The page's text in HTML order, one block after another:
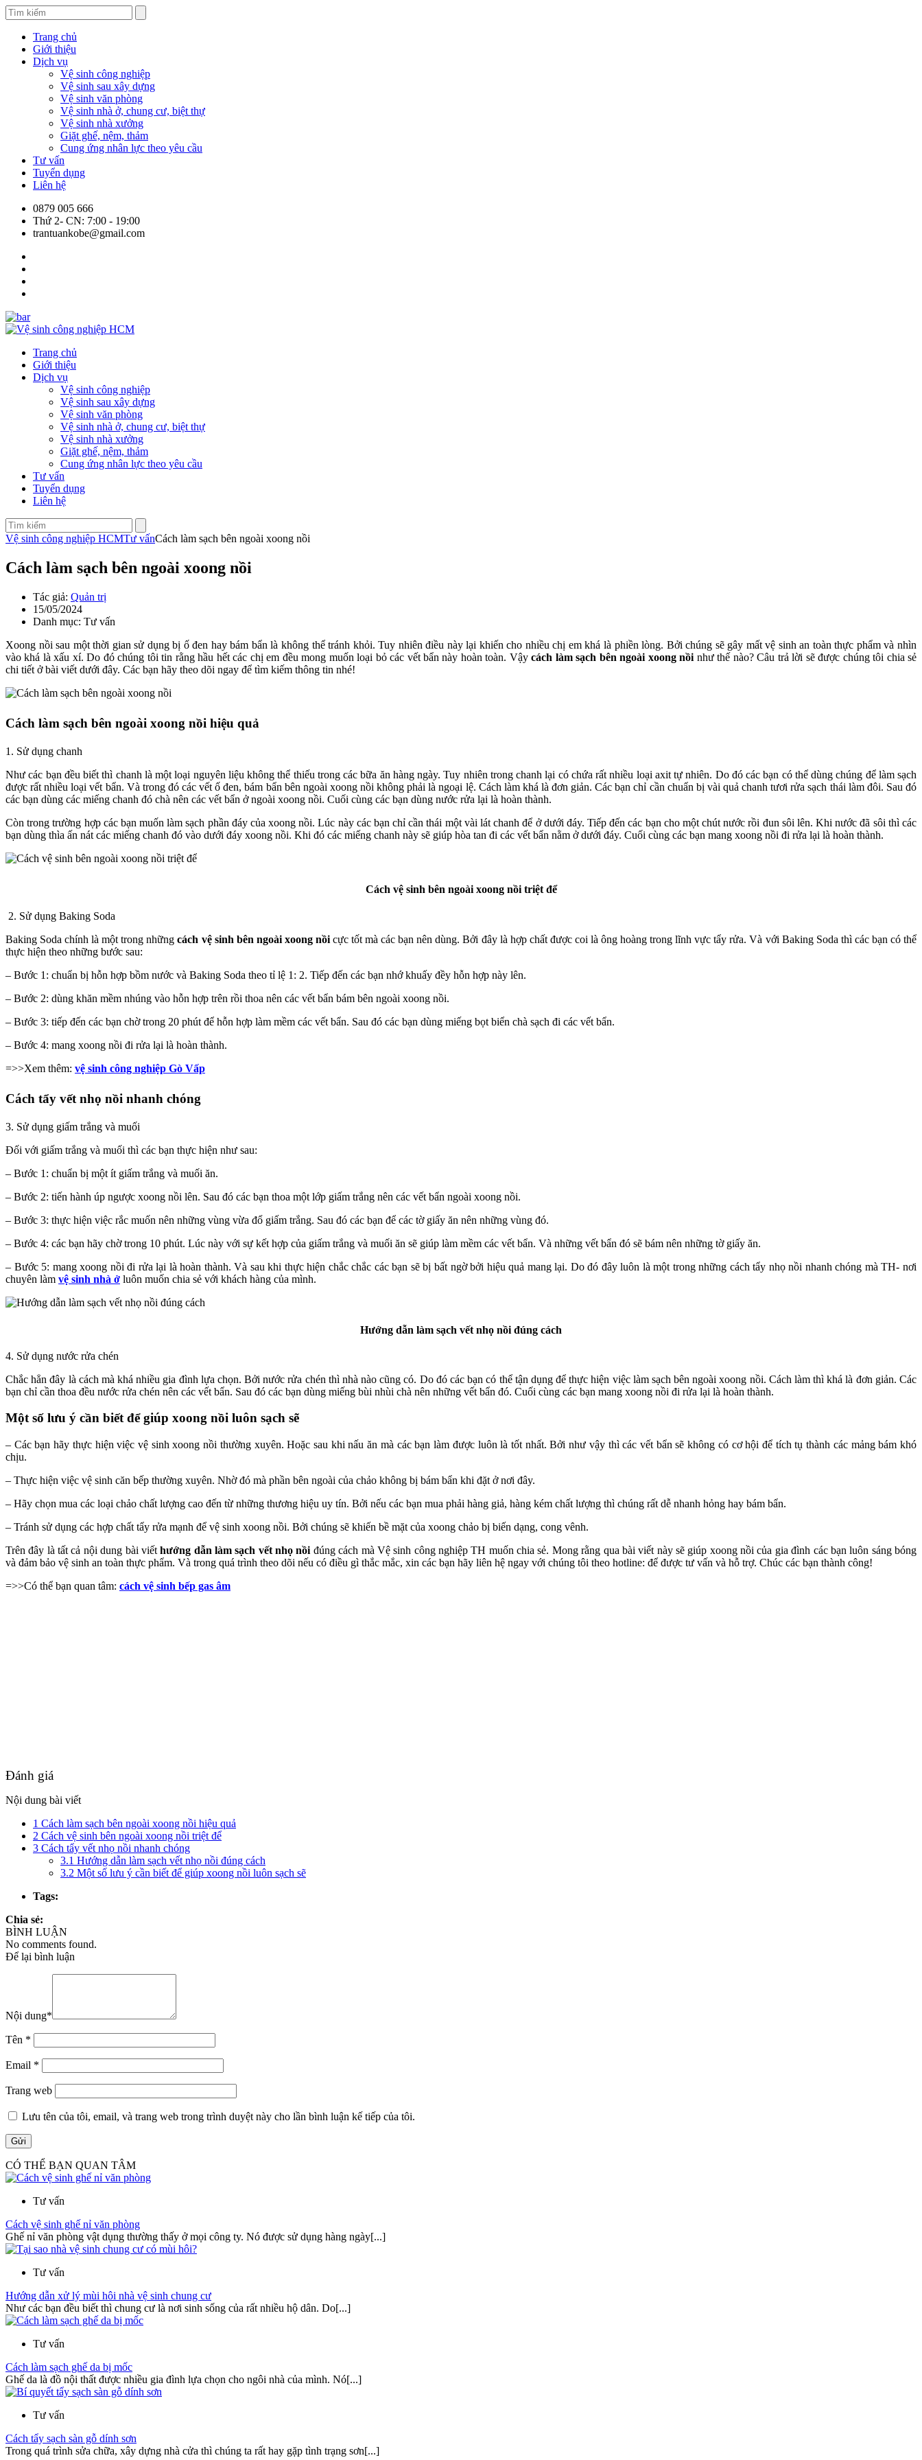
Trang chủ
Giới thiệu
Dịch vụ
Vệ sinh công nghiệp
Vệ sinh sau xây dựng
Vệ sinh văn phòng
Vệ sinh nhà ở, chung cư, biệt thự
Vệ sinh nhà xưởng
Giặt ghế, nệm, thảm
Cung ứng nhân lực theo yêu cầu
Tư vấn
Tuyển dụng
Liên hệ
0879 005 666
Thứ 2- CN: 7:00 - 19:00
trantuankobe@gmail.com
Trang chủ
Giới thiệu
Dịch vụ
Vệ sinh công nghiệp
Vệ sinh sau xây dựng
Vệ sinh văn phòng
Vệ sinh nhà ở, chung cư, biệt thự
Vệ sinh nhà xưởng
Giặt ghế, nệm, thảm
Cung ứng nhân lực theo yêu cầu
Tư vấn
Tuyển dụng
Liên hệ
Vệ sinh công nghiệp HCMTư vấnCách làm sạch bên ngoài xoong nồi
Cách làm sạch bên ngoài xoong nồi
Tác giả: Quản trị
15/05/2024
Danh mục: Tư vấn
Xoong nồi sau một thời gian sử dụng bị ố đen hay bám bẩn là không thể tránh khỏi. Tuy nhiên điều này lại khiến cho nhiều chị em khá là phiền lòng. Bởi chúng sẽ gây mất vệ sinh an toàn thực phẩm và nhìn
vào khá là xấu xí. Do đó chúng tôi tin rằng hầu hết các chị em đều mong muốn loại bỏ các vết bẩn này hoàn toàn. Vậycách làm sạch bên ngoài xoong nồi như thế nào? Câu trả lời sẽ được chúng tôi chia sẻ
chi tiết ở bài viết dưới đây. Các bạn hãy theo dõi ngay để tìm kiếm thông tin nhé!
Cách làm sạch bên ngoài xoong nồi hiệu quả
1. Sử dụng chanh
Như các bạn đều biết thì chanh là một loại nguyên liệu không thể thiếu trong các bữa ăn hàng ngày. Tuy nhiên trong chanh lại có chứa rất nhiều loại axit tự nhiên. Do đó các bạn có thể dùng chúng để làm sạch
được rất nhiều loại vết bẩn. Và trong đó các vết ố đen, bám bẩn bên ngoài xoong nồi không phải là ngoại lệ. Cách làm khá là đơn giản. Các bạn chỉ cần chuẩn bị vài quả chanh tươi rửa sạch thái làm đôi. Sau đó
các bạn dùng các miếng chanh đó chà nên các vết bẩn ở ngoài xoong nồi. Cuối cùng các bạn dùng nước rửa lại là hoàn thành.
Còn trong trường hợp các bạn muốn làm sạch phần đáy của xoong nồi. Lúc này các bạn chỉ cần thái một vài lát chanh để ở dưới đáy. Tiếp đến các bạn cho một chút nước rồi đun sôi lên. Khi nước đã sôi thì các
bạn dùng thìa ấn nát các miếng chanh đó vào dưới đáy xoong nồi. Khi đó các miếng chanh này sẽ giúp hòa tan đi các vết bẩn nằm ở dưới đáy. Cuối cùng các bạn mang xoong nồi đi rửa lại là hoàn thành.
Cách vệ sinh bên ngoài xoong nồi triệt để
2. Sử dụng Baking Soda
Baking Soda chính là một trong nhữngcách vệ sinh bên ngoài xoong nồicực tốt mà các bạn nên dùng. Bởi đây là hợp chất được coi là ông hoàng trong lĩnh vực tẩy rửa. Và với Baking Soda thì các bạn có thể
thực hiện theo những bước sau:
– Bước 1: chuẩn bị hỗn hợp bồm nước và Baking Soda theo tỉ lệ 1: 2. Tiếp đến các bạn nhớ khuấy đềy hỗn hợp này lên.
– Bước 2: dùng khăn mềm nhúng vào hỗn hợp trên rồi thoa nên các vết bẩn bám bên ngoài xoong nồi.
– Bước 3: tiếp đến các bạn chờ trong 20 phút để hỗn hợp làm mềm các vết bẩn. Sau đó các bạn dùng miếng bọt biển chà sạch đi các vết bẩn.
– Bước 4: mang xoong nồi đi rửa lại là hoàn thành.
=>>Xem thêm: vệ sinh công nghiệp Gò Vấp
Cách tẩy vết nhọ nồi nhanh chóng
3. Sử dụng giấm trắng và muối
Đối với giấm trắng và muối thì các bạn thực hiện như sau:
– Bước 1: chuẩn bị một ít giấm trắng và muối ăn.
– Bước 2: tiến hành úp ngược xoong nồi lên. Sau đó các bạn thoa một lớp giấm trắng nên các vết bẩn ngoài xoong nồi.
– Bước 3: thực hiện việc rắc muốn nên những vùng vừa đổ giấm trắng. Sau đó các bạn để các tờ giấy ăn nên những vùng đó.
– Bước 4: các bạn hãy chờ trong 10 phút. Lúc này với sự kết hợp của giấm trắng và muối ăn sẽ giúp làm mềm các vết bẩn. Và những vết bẩn đó sẽ bám nên những tờ giấy ăn.
– Bước 5: mang xoong nồi đi rửa lại là hoàn thành. Và sau khi thực hiện chắc chắc các bạn sẽ bị bất ngờ bởi hiệu quả mang lại. Do đó đây luôn là một trong những cách tẩy nhọ nồi nhanh chóng mà TH- nơi
chuyên làm vệ sinh nhà ở luôn muốn chia sẻ với khách hàng của mình.
Hướng dẫn làm sạch vết nhọ nồi đúng cách
4. Sử dụng nước rửa chén
Chắc hẳn đây là cách mà khá nhiều gia đình lựa chọn. Bởi nước rửa chén thì nhà nào cũng có. Do đó các bạn có thể tận dụng để thực hiện việc làm sạch bên ngoài xoong nồi. Cách làm thì khá là đơn giản. Các
bạn chỉ cần thoa đều nước rửa chén nên các vết bẩn. Sau đó các bạn dùng miếng bùi nhùi chà nên những vết bẩn đó. Cuối cùng các bạn mang xoong nồi đi rửa lại là hoàn thành.
Một số lưu ý cần biết để giúp xoong nồi luôn sạch sẽ
– Các bạn hãy thực hiện việc vệ sinh xoong nồi thường xuyên. Hoặc sau khi nấu ăn mà các bạn làm được luôn là tốt nhất. Bởi như vậy thì các vết bẩn sẽ không có cơ hội để tích tụ thành các mảng bám khó
chịu.
– Thực hiện việc vệ sinh căn bếp thường xuyên. Nhờ đó mà phần bên ngoài của chảo không bị bám bẩn khi đặt ở nơi đây.
– Hãy chọn mua các loại chảo chất lượng cao đến từ những thương hiệu uy tín. Bởi nếu các bạn mua phải hàng giả, hàng kém chất lượng thì chúng rất dễ nhanh hỏng hay bám bẩn.
– Tránh sử dụng các hợp chất tẩy rửa mạnh để vệ sinh xoong nồi. Bởi chúng sẽ khiến bề mặt của xoong chảo bị biến dạng, cong vênh.
Trên đây là tất cả nội dung bài viếthướng dẫn làm sạch vết nhọ nồi đúng cách mà Vệ sinh công nghiệp TH muốn chia sẻ. Mong rằng qua bài viết này sẽ giúp xoong nồi của gia đình các bạn luôn sáng bóng
và đảm bảo vệ sinh an toàn thực phẩm. Và trong quá trình theo dõi nếu có điều gì thắc mắc, xin các bạn hãy liên hệ ngay với chúng tôi theo hotline: để được tư vấn và hỗ trợ. Chúc các bạn thành công!
=>>Có thể bạn quan tâm: cách vệ sinh bếp gas âm
Đánh giá
Nội dung bài viết
1 Cách làm sạch bên ngoài xoong nồi hiệu quả
2 Cách vệ sinh bên ngoài xoong nồi triệt để
3 Cách tẩy vết nhọ nồi nhanh chóng
3.1 Hướng dẫn làm sạch vết nhọ nồi đúng cách
3.2 Một số lưu ý cần biết để giúp xoong nồi luôn sạch sẽ
Tags:
Chia sẻ:
BÌNH LUẬN
No comments found.
Để lại bình luận
Nội dung*
Tên *
Email *
Trang web
Lưu tên của tôi, email, và trang web trong trình duyệt này cho lần bình luận kế tiếp của tôi.
CÓ THỂ BẠN QUAN TÂM
Tư vấn
Cách vệ sinh ghế nỉ văn phòng
Ghế nỉ văn phòng vật dụng thường thấy ở mọi công ty. Nó được sử dụng hàng ngày[...]
Tư vấn
Hướng dẫn xử lý mùi hôi nhà vệ sinh chung cư
Như các bạn đều biết thì chung cư là nơi sinh sống của rất nhiều hộ dân. Do[...]
Tư vấn
Cách làm sạch ghế da bị mốc
Ghế da là đồ nội thất được nhiều gia đình lựa chọn cho ngôi nhà của mình. Nó[...]
Tư vấn
Cách tẩy sạch sàn gỗ dính sơn
Trong quá trình sửa chữa, xây dựng nhà cửa thì chúng ta rất hay gặp tình trạng sơn[...]